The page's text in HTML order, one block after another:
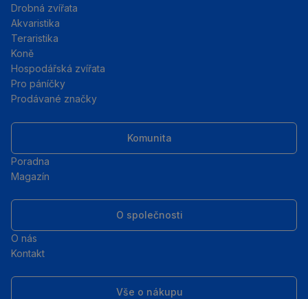
Drobná zvířata
Akvaristika
Teraristika
Koně
Hospodářská zvířata
Pro páníčky
Prodávané značky
Komunita
Poradna
Magazín
O společnosti
O nás
Kontakt
Vše o nákupu